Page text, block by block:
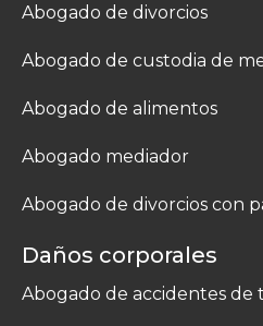
Abogado de divorcios
Abogado de custodia de
Abogado de alimentos
Abogado mediador
Abogado de divorcios con
Daños corporales
Abogado de accidentes de